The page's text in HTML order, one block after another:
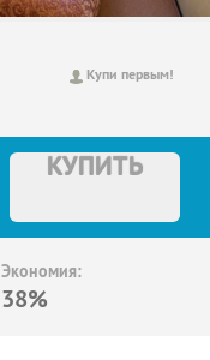
Купи первым!
КУПИТЬ
Экономия:
38%